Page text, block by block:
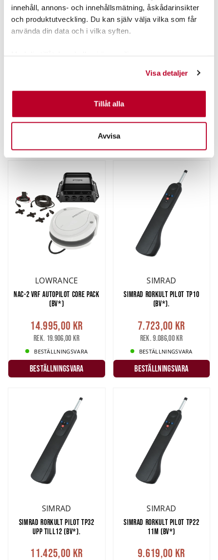
innehåll, annons- och innehållsmätning, åskådarinsikter
och produktutveckling. Du kan själv välja vilka som får
använda din data och i vilka syften.
Identifiera din enhet genom att aktivt skanna den för
specifika kännetecken (fingeravtryck)
Ta reda på mer om hur dina personliga uppgifter
Du kan ändra eller dra tillbaka ditt samtycke när som
helst från cookie-förklaringen.
Vi använder enhetsidentifierare för att anpassa innehållet
och annonserna till användarna, tillhandahålla funktioner
för sociala medier och analysera vår trafik. Vi
vidarebefordrar även sådana identifierare och annan
information från din enhet till de sociala medier och
annons- och analysföretag som vi samarbetar med.
Dessa kan i sin tur kombinera informationen med annan
information som du har tillhandahållit eller som de har
Visa detaljer
Tillåt alla
Avvisa
BESTÄLLNINGSVARA
10M MED PUMP (BV*).
BESTÄLLNINGSVARA
LOWRANCE
NAC-2 VRF AUTOPILOT CORE PACK
(BV*)
14.995,00 kr
Rek. 19.906,00 kr
BESTÄLLNINGSVARA
Beställningsvara
SIMRAD
SIMRAD RORKULT PILOT TP10
(BV*).
7.723,00 kr
Rek. 9.086,00 kr
BESTÄLLNINGSVARA
Beställningsvara
SIMRAD
SIMRAD RORKULT PILOT TP32
UPP TILL12 (BV*).
11.425,00 kr
SIMRAD
SIMRAD RORKULT PILOT TP22
11M (BV*)
9.619,00 kr